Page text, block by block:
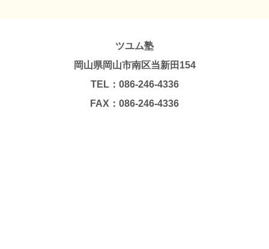
ツユム塾
岡山県岡山市南区当新田154
TEL：086-246-4336
FAX：086-246-4336